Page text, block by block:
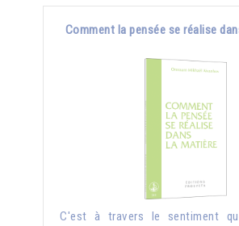
Comment la pensée se réalise
C'est à travers le sentiment